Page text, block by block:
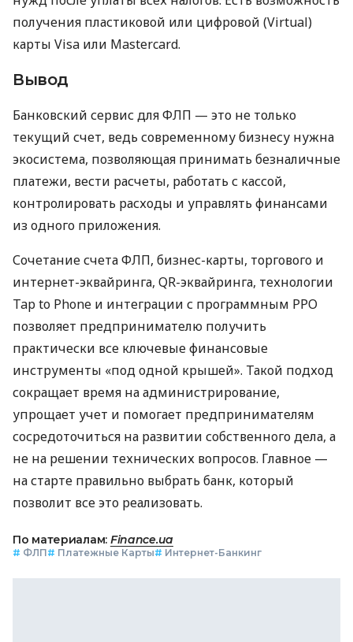
получения пластиковой или цифровой (Virtual)
карты Visa или Mastercard.
Вывод
Банковский сервис для ФЛП — это не только
текущий счет, ведь современному бизнесу нужна
экосистема, позволяющая принимать безналичные
платежи, вести расчеты, работать с кассой,
контролировать расходы и управлять финансами
из одного приложения.
Сочетание счета ФЛП, бизнес-карты, торгового и
интернет-эквайринга, QR-эквайринга, технологии
Tap to Phone и интеграции с программным РРО
позволяет предпринимателю получить
практически все ключевые финансовые
инструменты «под одной крышей». Такой подход
сокращает время на администрирование,
упрощает учет и помогает предпринимателям
сосредоточиться на развитии собственного дела, а
не на решении технических вопросов. Главное —
на старте правильно выбрать банк, который
позволит все это реализовать.
По материалам: Finance.ua
# ФЛП# Платежные Карты# Интернет-Банкинг